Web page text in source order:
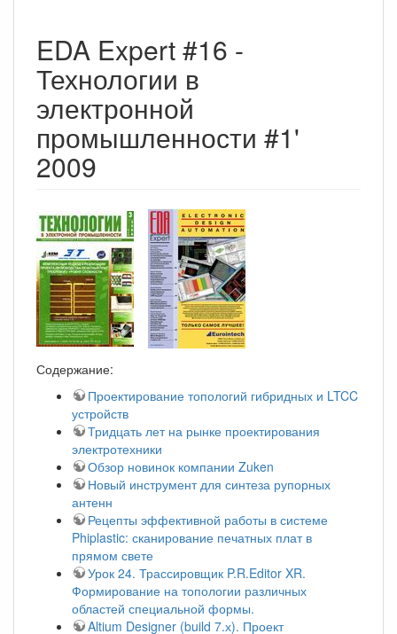
EDA Expert #16 -
Технологии в
электронной
промышленности #1'
2009
Содержание:
Проектирование топологий гибридных и LTCC
устройств
Тридцать лет на рынке проектирования
электротехники
Обзор новинок компании Zuken
Новый инструмент для синтеза рупорных
антенн
Рецепты эффективной работы в системе
Phiplastic: сканирование печатных плат в
прямом свете
Урок 24. Трассировщик P.R.Editor XR.
Формирование на топологии различных
областей специальной формы.
Altium Designer (build 7.х). Проект